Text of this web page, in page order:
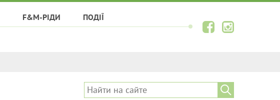
F&M-РІДИ ПОДІЇ